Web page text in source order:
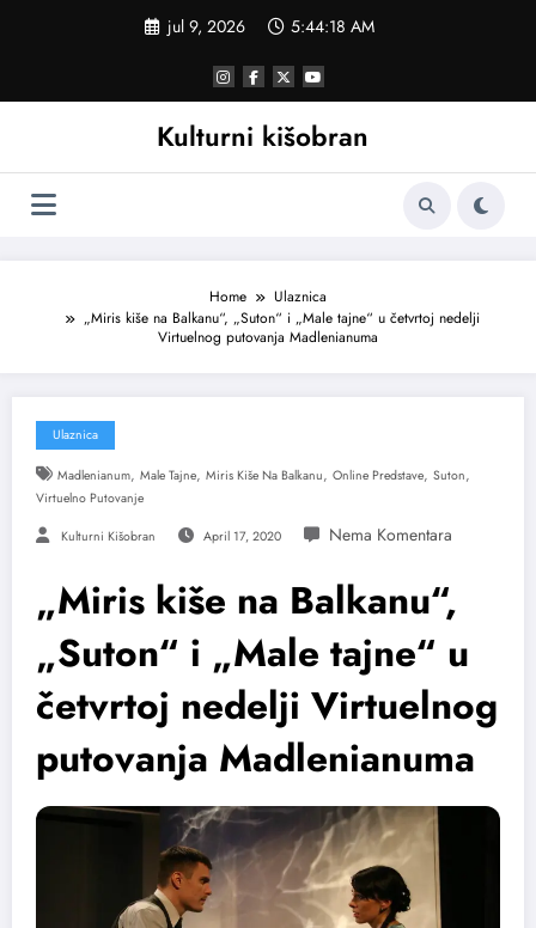
jul 9, 2026 5:44:19 AM
Kulturni kišobran
Home
Ulaznica
„Miris kiše na Balkanu“, „Suton“ i „Male tajne“ u četvrtoj nedelji
Virtuelnog putovanja Madlenianuma
Ulaznica
Madlenianum, Male Tajne, Miris Kiše Na Balkanu, Online Predstave, Suton,
Virtuelno Putovanje
Kulturni Kišobran April 17, 2020
„Miris kiše na Balkanu“,
„Suton“ i „Male tajne“ u
četvrtoj nedelji Virtuelnog
putovanja Madlenianuma